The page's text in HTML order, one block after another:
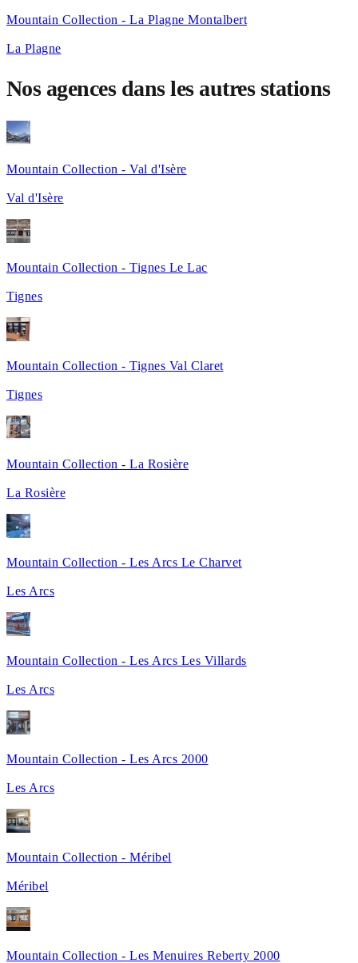
Mountain Collection - La Plagne Montalbert
La Plagne
Nos agences dans les autres stations
Mountain Collection - Val d'Isère
Val d'Isère
Mountain Collection - Tignes Le Lac
Tignes
Mountain Collection - Tignes Val Claret
Tignes
Mountain Collection - La Rosière
La Rosière
Mountain Collection - Les Arcs Le Charvet
Les Arcs
Mountain Collection - Les Arcs Les Villards
Les Arcs
Mountain Collection - Les Arcs 2000
Les Arcs
Mountain Collection - Méribel
Méribel
Mountain Collection - Les Menuires Reberty 2000